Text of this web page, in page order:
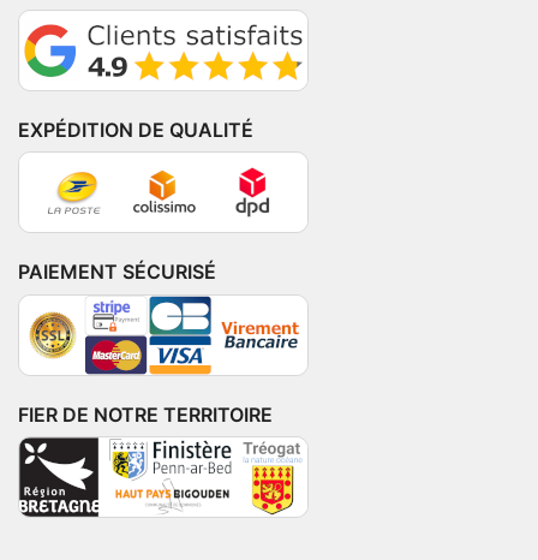
EXPÉDITION DE QUALITÉ
PAIEMENT SÉCURISÉ
FIER DE NOTRE TERRITOIRE